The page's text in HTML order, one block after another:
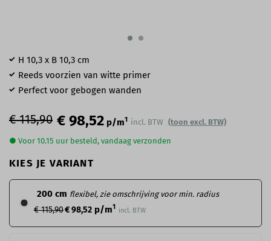
€ 115,90 € 98,52 p/m1 incl. BTW (toon excl. BTW)
● Voor 10.15 uur besteld, vandaag verzonden
KIES JE VARIANT
200 cm flexibel, zie omschrijving voor min. radius
€ 115,90€ 98,52 p/m1 incl. BTW
H 10,3 x B 10,3 cm
Reeds voorzien van witte primer
Perfect voor gebogen wanden